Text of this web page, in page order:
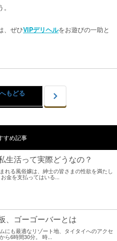
、ぜひVIPデリヘルをお遊びの一助と
もどる
すめ記事
生活って実際どうなの？
れる風俗嬢は、紳士の皆さまの性欲を満たし
金を支払ってはいる...
、ゴーゴーバーとは
にも最適なリゾート地、タイタイへのアクセ
ら6時間30分。 時...